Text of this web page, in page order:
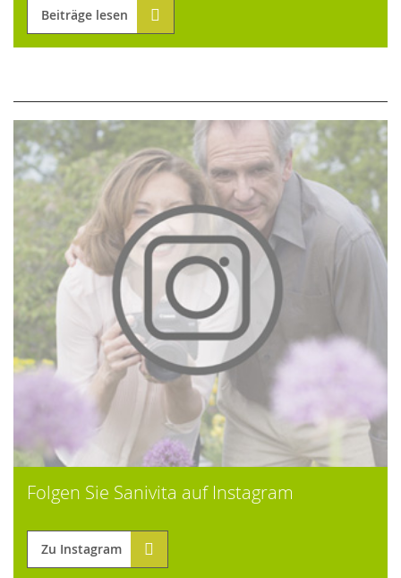
Beiträge lesen
Folgen Sie Sanivita auf Instagram
Zu Instagram